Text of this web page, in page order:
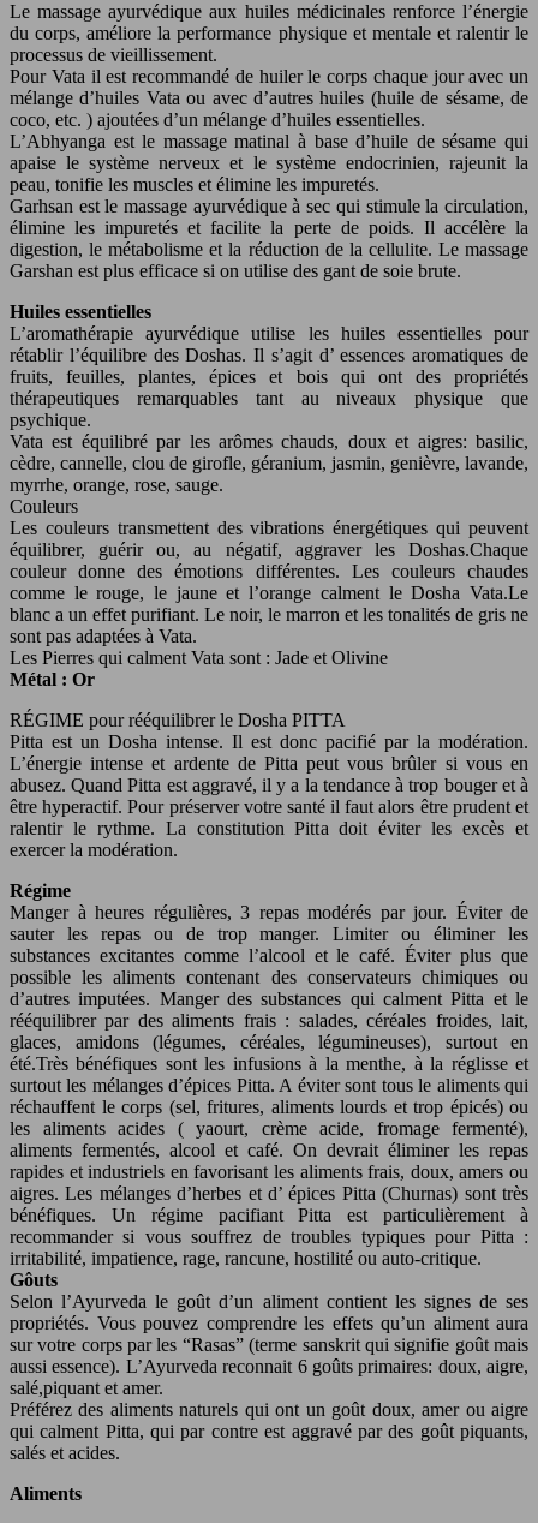
Le massage ayurvédique aux huiles médicinales renforce l’énergie
du corps, améliore la performance physique et mentale et ralentir le
processus de vieillissement.
Pour Vata il est recommandé de huiler le corps chaque jour avec un
mélange d’huiles Vata ou avec d’autres huiles (huile de sésame, de
coco, etc. ) ajoutées d’un mélange d’huiles essentielles.
L’Abhyanga est le massage matinal à base d’huile de sésame qui
apaise le système nerveux et le système endocrinien, rajeunit la
peau, tonifie les muscles et élimine les impuretés.
Garhsan est le massage ayurvédique à sec qui stimule la circulation,
élimine les impuretés et facilite la perte de poids. Il accélère la
digestion, le métabolisme et la réduction de la cellulite. Le massage
Garshan est plus efficace si on utilise des gant de soie brute.
Huiles essentielles
L’aromathérapie ayurvédique utilise les huiles essentielles pour
rétablir l’équilibre des Doshas. Il s’agit d’ essences aromatiques de
fruits, feuilles, plantes, épices et bois qui ont des propriétés
thérapeutiques remarquables tant au niveaux physique que
psychique.
Vata est équilibré par les arômes chauds, doux et aigres: basilic,
cèdre, cannelle, clou de girofle, géranium, jasmin, genièvre, lavande,
myrrhe, orange, rose, sauge.
Couleurs
Les couleurs transmettent des vibrations énergétiques qui peuvent
équilibrer, guérir ou, au négatif, aggraver les Doshas.Chaque
couleur donne des émotions différentes. Les couleurs chaudes
comme le rouge, le jaune et l’orange calment le Dosha Vata.Le
blanc a un effet purifiant. Le noir, le marron et les tonalités de gris ne
sont pas adaptées à Vata.
Les Pierres qui calment Vata sont : Jade et Olivine
Métal : Or
RÉGIME pour rééquilibrer le Dosha PITTA
Pitta est un Dosha intense. Il est donc pacifié par la modération.
L’énergie intense et ardente de Pitta peut vous brûler si vous en
abusez. Quand Pitta est aggravé, il y a la tendance à trop bouger et à
être hyperactif. Pour préserver votre santé il faut alors être prudent et
ralentir le rythme. La constitution Pitta doit éviter les excès et
exercer la modération.
Régime
Manger à heures régulières, 3 repas modérés par jour. Éviter de
sauter les repas ou de trop manger. Limiter ou éliminer les
substances excitantes comme l’alcool et le café. Éviter plus que
possible les aliments contenant des conservateurs chimiques ou
d’autres imputées. Manger des substances qui calment Pitta et le
rééquilibrer par des aliments frais : salades, céréales froides, lait,
glaces, amidons (légumes, céréales, légumineuses), surtout en
été.Très bénéfiques sont les infusions à la menthe, à la réglisse et
surtout les mélanges d’épices Pitta. A éviter sont tous le aliments qui
réchauffent le corps (sel, fritures, aliments lourds et trop épicés) ou
les aliments acides ( yaourt, crème acide, fromage fermenté),
aliments fermentés, alcool et café. On devrait éliminer les repas
rapides et industriels en favorisant les aliments frais, doux, amers ou
aigres. Les mélanges d’herbes et d’ épices Pitta (Churnas) sont très
bénéfiques. Un régime pacifiant Pitta est particulièrement à
recommander si vous souffrez de troubles typiques pour Pitta :
irritabilité, impatience, rage, rancune, hostilité ou auto-critique.
Gôuts
Selon l’Ayurveda le goût d’un aliment contient les signes de ses
propriétés. Vous pouvez comprendre les effets qu’un aliment aura
sur votre corps par les “Rasas” (terme sanskrit qui signifie goût mais
aussi essence). L’Ayurveda reconnait 6 goûts primaires: doux, aigre,
salé,piquant et amer.
Préférez des aliments naturels qui ont un goût doux, amer ou aigre
qui calment Pitta, qui par contre est aggravé par des goût piquants,
salés et acides.
Aliments